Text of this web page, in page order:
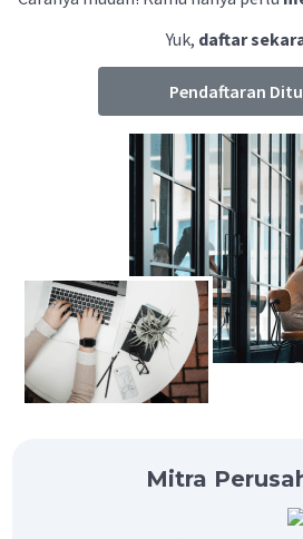
Yuk, daftar
Pendaftaran
Mitra